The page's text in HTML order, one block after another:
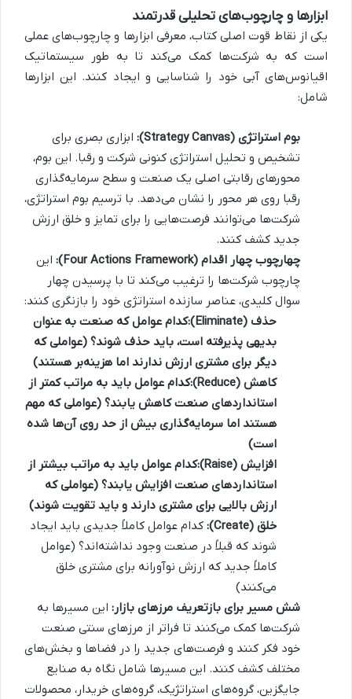
ابزارها و چارچوب‌های تحلیلی قدرتمند
یکی از نقاط قوت اصلی کتاب، معرفی ابزارها و چارچوب‌های عملی
است که به شرکت‌ها کمک می‌کند تا به طور سیستماتیک
اقیانوس‌های آبی خود را شناسایی و ایجاد کنند. این ابزارها
شامل:
بوم استراتژی (Strategy Canvas):
ابزاری بصری برای
تشخیص و تحلیل استراتژی کنونی شرکت و رقبا. این بوم،
محورهای رقابتی اصلی یک صنعت و سطح سرمایه‌گذاری
رقبا روی هر محور را نشان می‌دهد. با ترسیم بوم استراتژی،
شرکت‌ها می‌توانند فرصت‌هایی را برای تمایز و خلق ارزش
جدید کشف کنند.
چهارچوب چهار اقدام (Four Actions Framework):
این
چارچوب شرکت‌ها را ترغیب می‌کند تا با پرسیدن چهار
سوال کلیدی، عناصر سازنده استراتژی خود را بازنگری کنند:
حذف (Eliminate):
کدام عوامل که صنعت به عنوان
بدیهی پذیرفته است، باید حذف شوند؟ (عواملی که
دیگر برای مشتری ارزش ندارند اما هزینه‌بر هستند)
کاهش (Reduce):
کدام عوامل باید به مراتب کمتر از
استانداردهای صنعت کاهش یابند؟ (عواملی که مهم
هستند اما سرمایه‌گذاری بیش از حد روی آن‌ها شده
است)
افزایش (Raise):
کدام عوامل باید به مراتب بیشتر از
استانداردهای صنعت افزایش یابند؟ (عواملی که
ارزش بالایی برای مشتری دارند و باید تقویت شوند)
خلق (Create):
کدام عوامل کاملاً جدیدی باید ایجاد
شوند که قبلاً در صنعت وجود نداشته‌اند؟ (عوامل
کاملاً جدید که ارزش نوآورانه برای مشتری خلق
می‌کنند)
شش مسیر برای بازتعریف مرزهای بازار: این مسیرها به
شرکت‌ها کمک می‌کنند تا فراتر از مرزهای سنتی صنعت
خود فکر کنند و فرصت‌های جدید را در فضاها و بخش‌های
مختلف کشف کنند. این مسیرها شامل نگاه به صنایع
جایگزین، گروه‌های استراتژیک، گروه‌های خریدار، محصولات